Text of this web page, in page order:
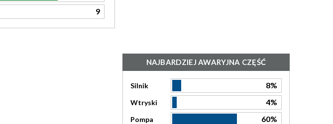
9
NAJBARDZIEJ AWARYJNA CZĘŚĆ
Silnik 8%
Wtryski 4%
Pompa 60%